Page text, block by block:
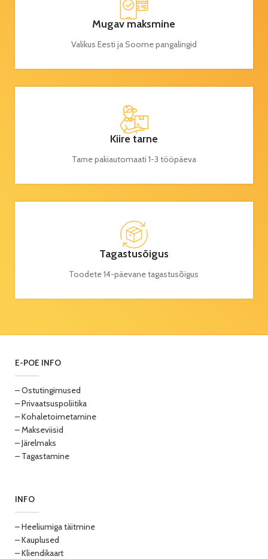
Mugav maksmine
Valikus Eesti ja Soome pangalingid
Kiire tarne
Tarne pakiautomaati 1-3 tööpäeva
Tagastusõigus
Toodete 14-päevane tagastusõigus
E-POE INFO
– Ostutingimused
– Privaatsuspoliitika
– Kohaletoimetamine
– Makseviisid
– Järelmaks
– Tagastamine
INFO
– Heeliumiga täitmine
– Kauplused
– Kliendikaart